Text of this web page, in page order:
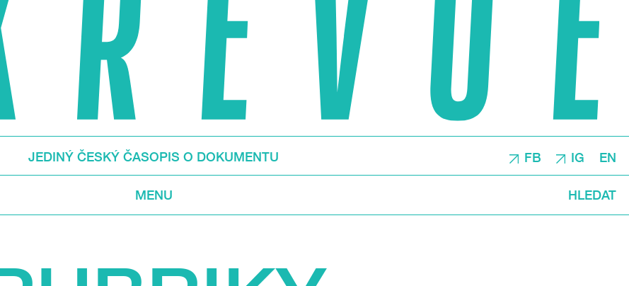
JEDINÝ ČESKÝ ČASOPIS O DOKUMENTU FB IG EN
MENU HLEDAT